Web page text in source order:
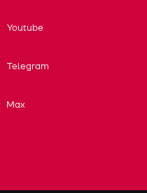
Youtube
Telegram
Max